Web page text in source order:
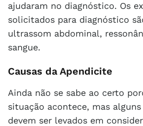
ajudaram no diagnóstico. Os
solicitados para diagnóstico
ultrassom abdominal,
sangue.
Causas da Apendicite
Ainda não se sabe ao certo
situação acontece, mas
devem ser levados em